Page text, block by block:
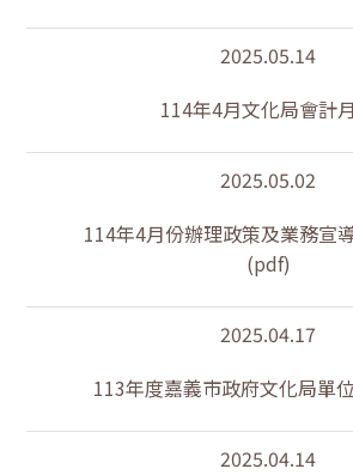
2025.05.14
114年4月文化局會計
2025.05.02
114年4月份辦理政策及業務宣
(pdf)
2025.04.17
113年度嘉義市政府文化局單
2025.04.14